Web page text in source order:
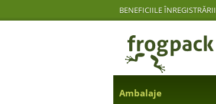
BENEFICIILE ÎNREGISTRĂRII
Ambalaje